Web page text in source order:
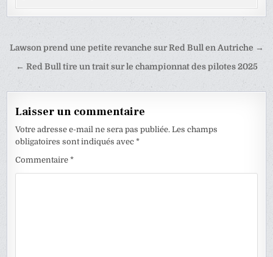
Navigation
de
Lawson prend une petite revanche sur Red Bull en Autriche →
← Red Bull tire un trait sur le championnat des pilotes 2025
Laisser un commentaire
Votre adresse e-mail ne sera pas publiée. Les champs
obligatoires sont indiqués avec*
Commentaire*